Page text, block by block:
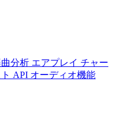
分析 エアプレイ チャー
API オーディオ機能